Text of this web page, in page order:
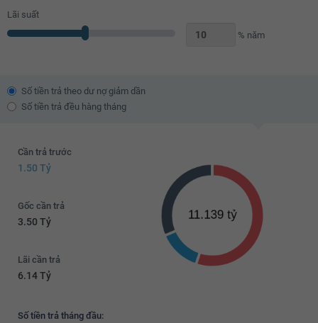
Lãi suất
% năm
Số tiền trả theo dư nợ giảm dần
Số tiền trả đều hàng tháng
Cần trả trước
1.50 Tỷ
Gốc cần trả
3.50 Tỷ
Lãi cần trả
6.14 Tỷ
Số tiền trả tháng đầu: